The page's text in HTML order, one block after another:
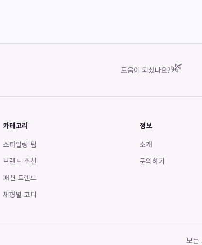
도움이 되셨나요?🌿
카테고리
스타일링 팁
브랜드 추천
패션 트렌드
체형별 코디
정보
소개
문의하기
모든